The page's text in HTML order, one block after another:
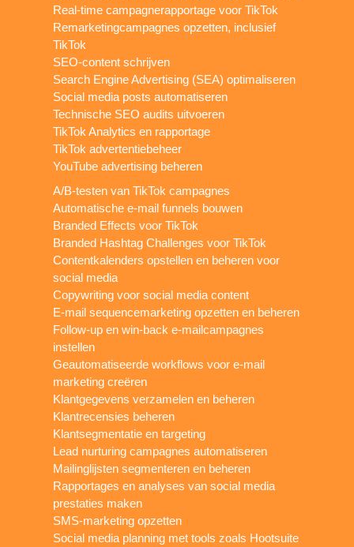
Real-time campagnerapportage voor TikTok
Remarketingcampagnes opzetten, inclusief
TikTok
SEO-content schrijven
Search Engine Advertising (SEA) optimaliseren
Social media posts automatiseren
Technische SEO audits uitvoeren
TikTok Analytics en rapportage
TikTok advertentiebeheer
YouTube advertising beheren
A/B-testen van TikTok campagnes
Automatische e-mail funnels bouwen
Branded Effects voor TikTok
Branded Hashtag Challenges voor TikTok
Contentkalenders opstellen en beheren voor
social media
Copywriting voor social media content
E-mail sequencemarketing opzetten en beheren
Follow-up en win-back e-mailcampagnes
instellen
Geautomatiseerde workflows voor e-mail
marketing creëren
Klantgegevens verzamelen en beheren
Klantrecensies beheren
Klantsegmentatie en targeting
Lead nurturing campagnes automatiseren
Mailinglijsten segmenteren en beheren
Rapportages en analyses van social media
prestaties maken
SMS-marketing opzetten
Social media planning met tools zoals Hootsuite